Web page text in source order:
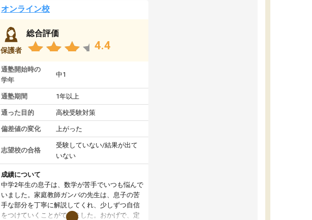
オンライン校
保護者
総合評価
4.4
通塾開始時の
学年
中1
通塾期間 1年以上
通った目的 高校受験対策
偏差値の変化 上がった
志望校の合格
受験していない/結果が出て
いない
成績について
中学2年生の息子は、数学が苦手でいつも悩んで
いました。家庭教師ガンバの先生は、息子の苦
手な部分を丁寧に解説してくれ、少しずつ自信
をつけていくことができました。おかげで、定